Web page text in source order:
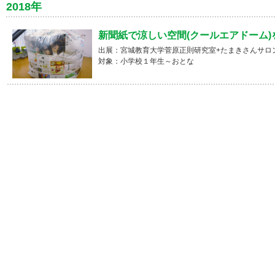
2018年
新聞紙で涼しい空間(クールエアドーム
出展：宮城教育大学菅原正則研究室+たまきさんサロ
対象：小学校１年生～おとな